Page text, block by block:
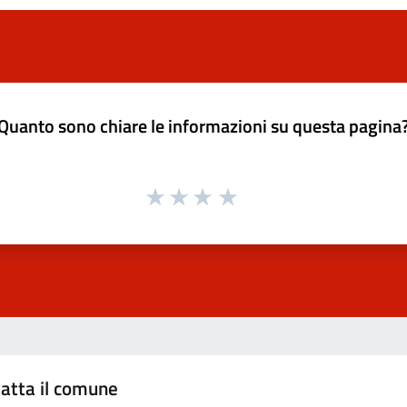
sono chiare le informazioni su questa
il comune